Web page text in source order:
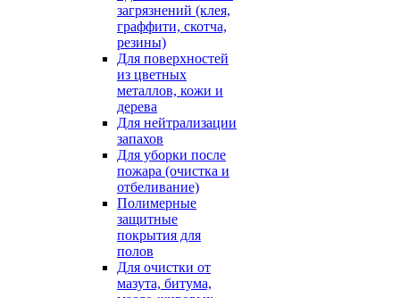
загрязнений (клея,
граффити, скотча,
резины)
Для поверхностей
из цветных
металлов, кожи и
дерева
Для нейтрализации
запахов
Для уборки после
пожара (очистка и
отбеливание)
Полимерные
защитные
покрытия для
полов
Для очистки от
мазута, битума,